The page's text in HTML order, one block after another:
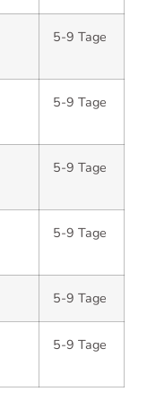
5-9 Tage
5-9 Tage
5-9 Tage
5-9 Tage
5-9 Tage
5-9 Tage